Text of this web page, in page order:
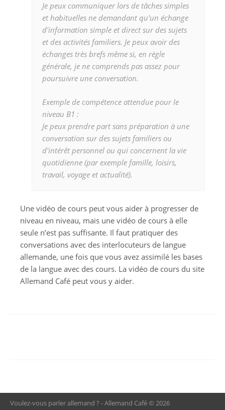
Je peux communiquer lors de tâches simples
et habituelles ne demandant qu'un échange
d'information simple et direct sur des sujets
et des activités familiers. Je peux avoir des
échanges très brefs même si, en règle
générale, je ne comprends pas assez pour
poursuivre une conversation.
Exemple de compétence attendue pour le
niveau B1 :
Je peux prendre part sans préparation à une
conversation sur des sujets familiers ou
d'intérêt personnel ou qui concernent la vie
quotidienne (par exemple famille, loisirs,
travail, voyage et actualité).
Une vidéo de cours peut vous aider à progresser de
niveau en niveau, mais une vidéo de cours à elle
seule n’est pas suffisante. Il faut pratiquer des
conversations avec des interlocuteurs de langue
allemande, une fois que vous avez assimilé les bases
de la langue avec des cours. La vidéo de cours du site
Allemand Café peut vous y aider.
Voulez-vous parler allemand ? - Allemand Café © 2026